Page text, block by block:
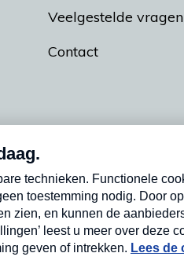
Veelgestelde vragen
Contact